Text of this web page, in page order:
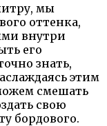
мы
оттенка,
внутри
его
знать,
этим
смешать
свою
бордового.